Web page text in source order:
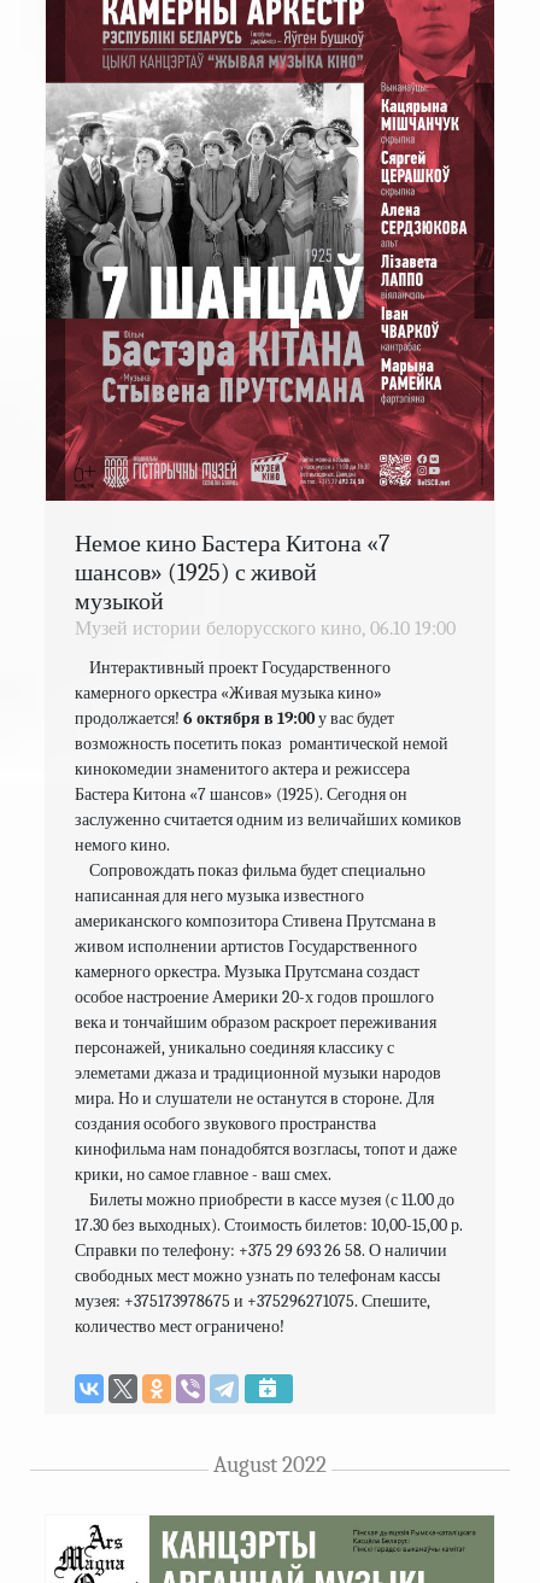
Немое кино Бастера Китона «7
шансов» (1925) с живой
музыкой
Музей истории белорусского кино, 06.10 19:00
Интерактивный проект Государственного
камерного оркестра «Живая музыка кино»
продолжается! 6 октября в 19:00 у вас будет
возможность посетить показ  романтической немой
кинокомедии знаменитого актера и режиссера
Бастера Китона «7 шансов» (1925). Сегодня он
заслуженно считается одним из величайших комиков
немого кино.
Сопровождать​ показ фильма будет специально
написанная для него музыка​ известного
американского композитора Стивена​ Прутсмана в
живом исполнении артистов Государственного
камерного оркестра. Музыка Прутсмана создаст
особое настроение Америки 20-х годов прошлого
века и тончайшим образом раскроет переживания
персонажей, уникально соединяя классику с
элеметами​​ джаз​а и​ традиционной​ музыки​ народов​
мира. Но и слушатели не останутся в стороне. Для
создания особого звукового пространства
кинофильма нам понадобятся возгласы, топот и даже
крики, но самое главное - ваш смех.
Билеты можно приобрести в кассе музея (с 11.00 до
17.30 без выходных). Стоимость билетов: 10,00-15,00 р.
Справки по телефону: +375 29 693 26 58. О наличии
свободных мест можно узнать по телефонам кассы
музея: +375173978675 и +375296271075. Спешите,
количество мест ограничено!
August 2022